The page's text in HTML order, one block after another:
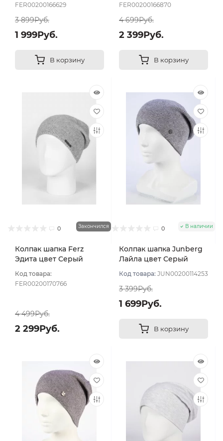
FER00200166629
3 899Руб.
1 999Руб.
В корзину
FER00200166870
4 699Руб.
2 399Руб.
В корзину
0 Закончился
Колпак шапка Ferz
Эдита цвет Серый
Код товара:
FER00200170766
4 499Руб.
2 299Руб.
0 В наличии
Колпак шапка Junberg
Лайла цвет Серый
Код товара: JUN00200114253
3 399Руб.
1 699Руб.
В корзину